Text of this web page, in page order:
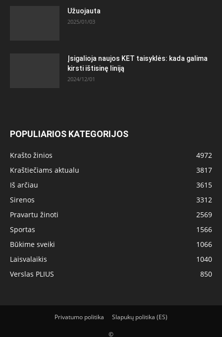
Užuojauta
2025/01/03
Įsigalioja naujos KET taisyklės: kada galima
kirsti ištisinę liniją
2024/12/01
POPULIARIOS KATEGORIJOS
Krašto žinios
4972
Kraštiečiams aktualu
3817
Iš arčiau
3615
Sirenos
3312
Pravartu žinoti
2569
Sportas
1566
Būkime sveiki
1066
Laisvalaikis
1040
Verslas PLIUS
850
Privatumo politika Slapukų politika (ES)
©